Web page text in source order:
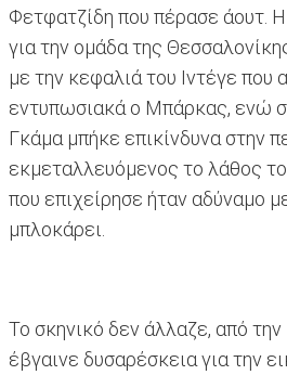
Φετφατζίδη που πέρασε άουτ.
για την ομάδα της
με την κεφαλιά του Ιντέγε που
εντυπωσιακά ο Μπάρκας, ενώ
Γκάμα μπήκε επικίνδυνα στην
εκμεταλλευόμενος το λάθος
που επιχείρησε ήταν αδύναμο
μπλοκάρει.
Το σκηνικό δεν άλλαζε, από
έβγαινε δυσαρέσκεια για την